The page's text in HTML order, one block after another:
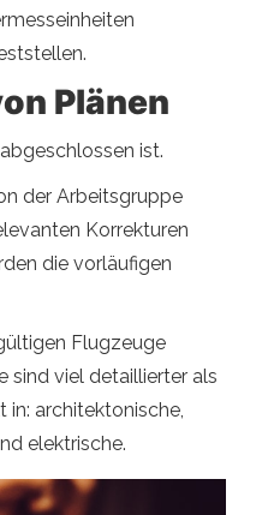
Plänen
ist.
der Arbeitsgruppe
Korrekturen
die vorläufigen
Flugzeuge
sind viel detaillierter als
architektonische,
elektrische.